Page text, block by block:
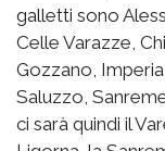
galletti sono
Celle Varazze,
Gozzano,
Saluzzo,
ci sarà quindi il